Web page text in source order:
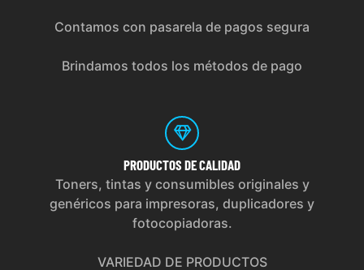
Contamos con pasarela de pagos segura
Brindamos todos los métodos de pago
PRODUCTOS DE CALIDAD
Toners, tintas y consumibles originales y
genéricos para impresoras, duplicadores y
fotocopiadoras.
VARIEDAD DE PRODUCTOS